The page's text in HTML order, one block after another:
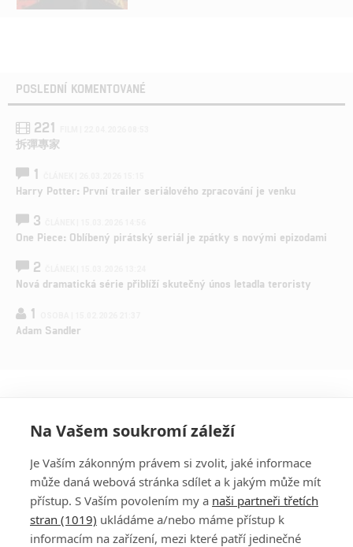
POSLEDNÍ KOMENTOVANÉ
221
拆彈專家
1
Harry Potter: První trailer seriálového zpracování je venku
3
One Piece: Oblíbený pirátský seriál je zpátky s novými epizodami
2
Nová dramatická série přiblíží skutečný únos letadla teroristy
1
Adam Sandler
Na Vašem soukromí záleží
Je Vaším zákonným právem si zvolit, jaké informace
může daná webová stránka sdílet a k jakým může mít
přístup. S Vaším povolením my a naši partneři třetích
stran (1019) ukládáme a/nebo máme přístup k
informacím na zařízení, mezi které patří jedinečné